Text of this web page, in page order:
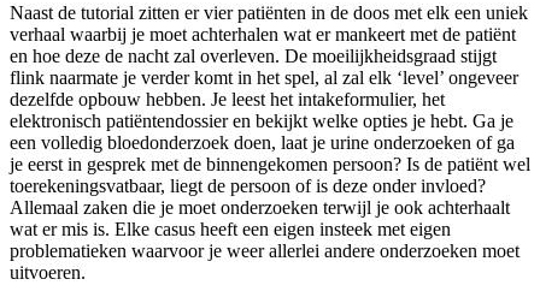
Naast de tutorial zitten er vier patiënten in de doos met elk een uniek
verhaal waarbij je moet achterhalen wat er mankeert met de patiënt
en hoe deze de nacht zal overleven. De moeilijkheidsgraad stijgt
flink naarmate je verder komt in het spel, al zal elk ‘level’ ongeveer
dezelfde opbouw hebben. Je leest het intakeformulier, het
elektronisch patiëntendossier en bekijkt welke opties je hebt. Ga je
een volledig bloedonderzoek doen, laat je urine onderzoeken of ga
je eerst in gesprek met de binnengekomen persoon? Is de patiënt wel
toerekeningsvatbaar, liegt de persoon of is deze onder invloed?
Allemaal zaken die je moet onderzoeken terwijl je ook achterhaalt
wat er mis is. Elke casus heeft een eigen insteek met eigen
problematieken waarvoor je weer allerlei andere onderzoeken moet
uitvoeren.